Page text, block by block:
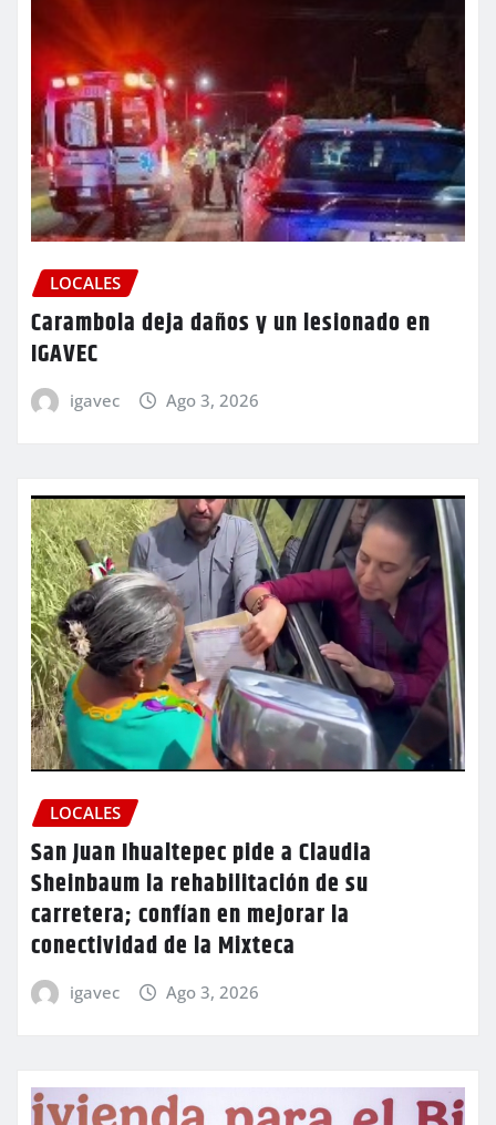
LOCALES
Carambola deja daños y un lesionado en
IGAVEC
igavec Ago 3, 2026
LOCALES
San Juan Ihualtepec pide a Claudia
Sheinbaum la rehabilitación de su
carretera; confían en mejorar la
conectividad de la Mixteca
igavec Ago 3, 2026